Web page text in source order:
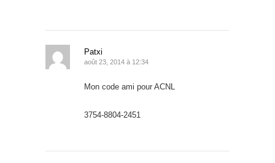
Patxi
août 23, 2014 à 12:34
Mon code ami pour ACNL
3754-8804-2451